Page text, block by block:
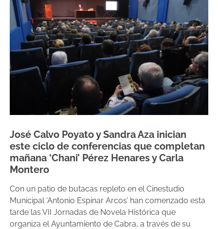
José Calvo Poyato y Sandra Aza inician
este ciclo de conferencias que completan
mañana ‘Chani’ Pérez Henares y Carla
Montero
Con un patio de butacas repleto en el Cinestudio
Municipal ‘Antonio Espinar Arcos’ han comenzado esta
tarde las VII Jornadas de Novela Histórica que
organiza el Ayuntamiento de Cabra, a través de su